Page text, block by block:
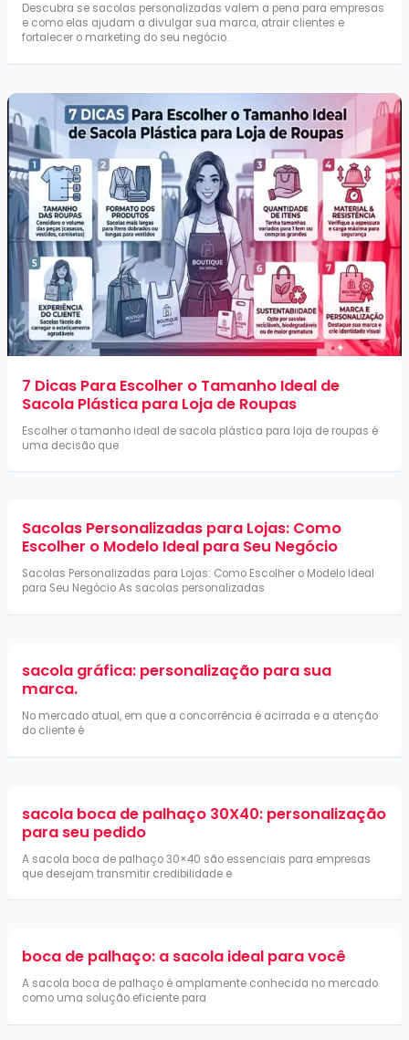
Descubra se sacolas personalizadas valem a pena para empresas
e como elas ajudam a divulgar sua marca, atrair clientes e
fortalecer o marketing do seu negócio.
7 Dicas Para Escolher o Tamanho Ideal de
Sacola Plástica para Loja de Roupas
Escolher o tamanho ideal de sacola plástica para loja de roupas é
uma decisão que
Sacolas Personalizadas para Lojas: Como
Escolher o Modelo Ideal para Seu Negócio
Sacolas Personalizadas para Lojas: Como Escolher o Modelo Ideal
para Seu Negócio As sacolas personalizadas
sacola gráfica: personalização para sua
marca.
No mercado atual, em que a concorrência é acirrada e a atenção
do cliente é
sacola boca de palhaço 30X40: personalização
para seu pedido
A sacola boca de palhaço 30×40 são essenciais para empresas
que desejam transmitir credibilidade e
boca de palhaço: a sacola ideal para você
A sacola boca de palhaço é amplamente conhecida no mercado
como uma solução eficiente para